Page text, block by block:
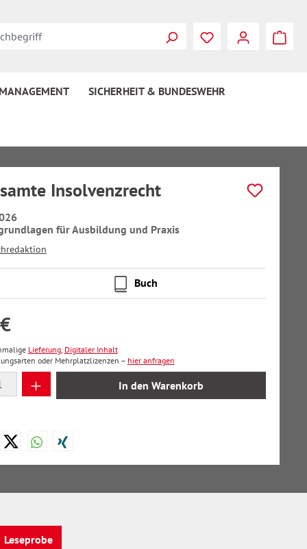
SICHERHEIT & BUNDESWEHR
Insolvenzrecht
für Ausbildung und Praxis
Buch
Lieferung, Digitaler Inhalt
oder Mehrplatzlizenzen – hier anfragen
Anzahl: Gib den gewünschten Wert ein
In den Warenkorb
Leseprobe